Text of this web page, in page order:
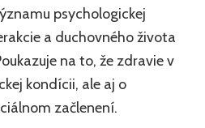
psychologickej
a duchovného života
na to, že zdravie v
kondícii, ale aj o
začlenení.